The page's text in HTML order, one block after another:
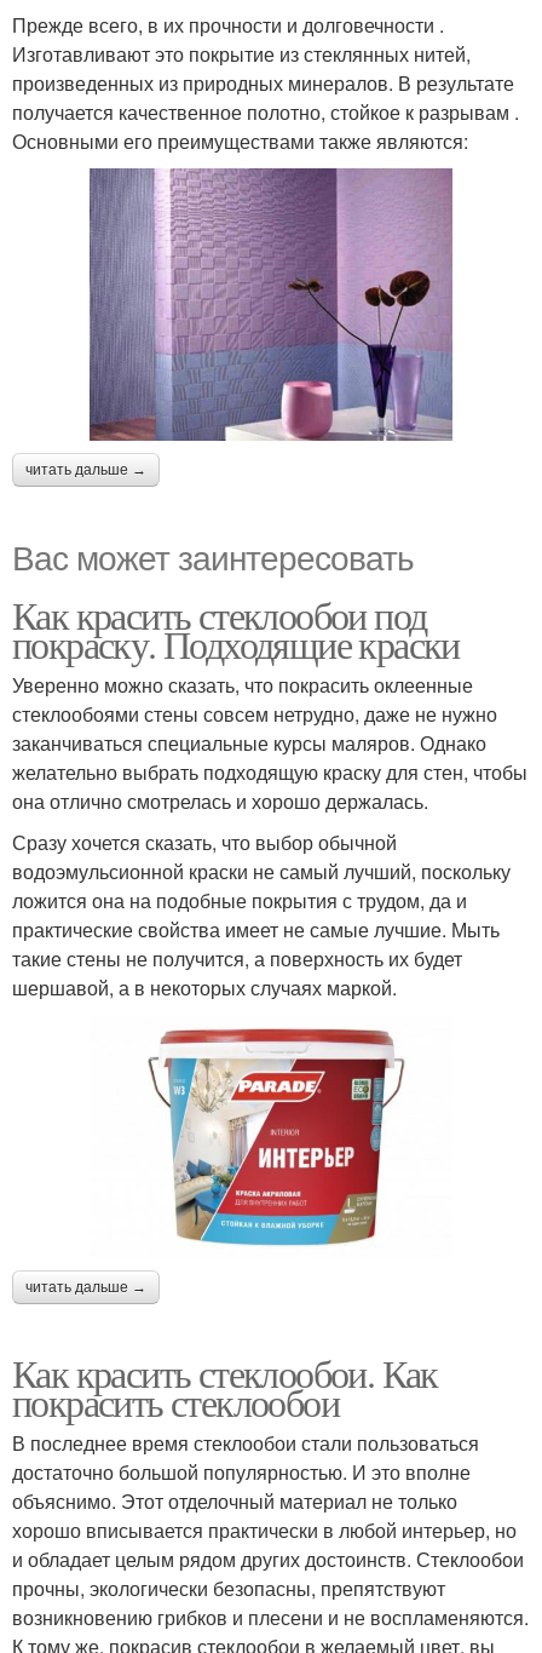
Прежде всего, в их прочности и долговечности .
Изготавливают это покрытие из стеклянных нитей,
произведенных из природных минералов. В результате
получается качественное полотно, стойкое к разрывам .
Основными его преимуществами также являются:
читать дальше →
Вас может заинтересовать
Как красить стеклообои под
покраску. Подходящие краски
Уверенно можно сказать, что покрасить оклеенные
стеклообоями стены совсем нетрудно, даже не нужно
заканчиваться специальные курсы маляров. Однако
желательно выбрать подходящую краску для стен, чтобы
она отлично смотрелась и хорошо держалась.
Сразу хочется сказать, что выбор обычной
водоэмульсионной краски не самый лучший, поскольку
ложится она на подобные покрытия с трудом, да и
практические свойства имеет не самые лучшие. Мыть
такие стены не получится, а поверхность их будет
шершавой, а в некоторых случаях маркой.
читать дальше →
Как красить стеклообои. Как
покрасить стеклообои
В последнее время стеклообои стали пользоваться
достаточно большой популярностью. И это вполне
объяснимо. Этот отделочный материал не только
хорошо вписывается практически в любой интерьер, но
и обладает целым рядом других достоинств. Стеклообои
прочны, экологически безопасны, препятствуют
возникновению грибков и плесени и не воспламеняются.
К тому же, покрасив стеклообои в желаемый цвет, вы